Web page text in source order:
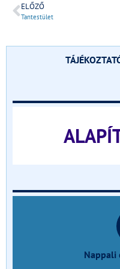
ELŐZŐ
Tantestület
Nappali